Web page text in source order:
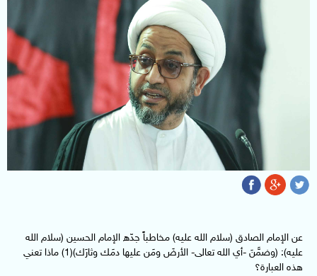
عن الإمام الصادق (سلام الله عليه) مخاطباً جدّه الإمام الحسين (سلام الله
عليه): (وضمَّنَ -أي الله تعالى- الأرضَ ومَن عليها دمَك وثارَك)(1) ماذا تعني
هذه العبارة؟